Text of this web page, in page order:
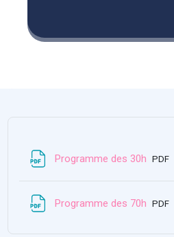
Programme des 30h Plik
PDF
Programme des 70h Plik
PDF